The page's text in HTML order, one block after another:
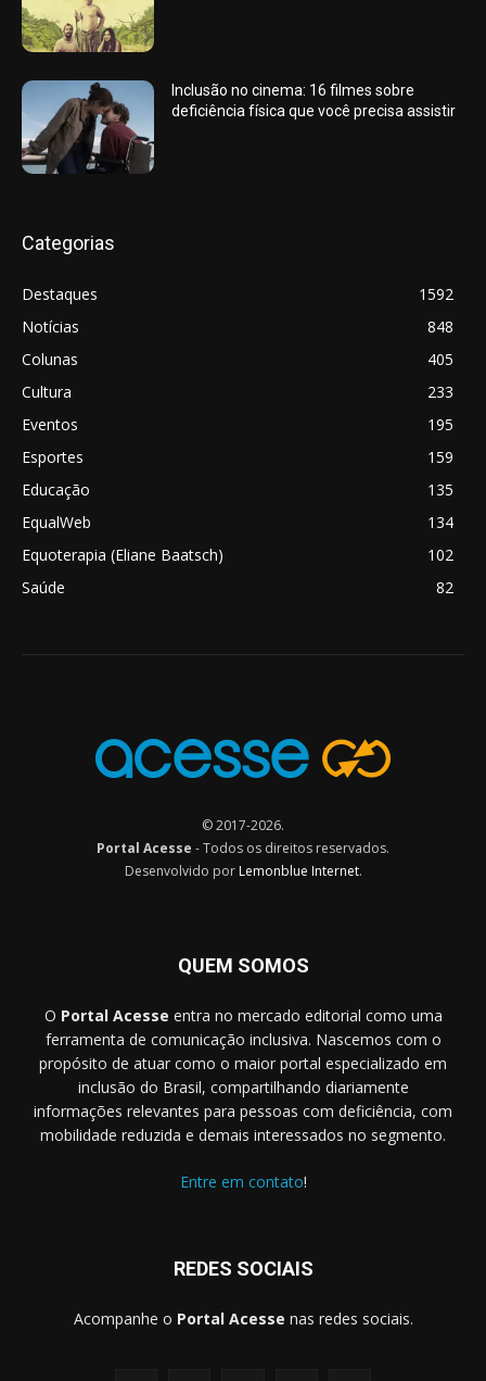
Inclusão no cinema: 16 filmes sobre
deficiência física que você precisa assistir
Categorias
Destaques
1592
Notícias
848
Colunas
405
Cultura
233
Eventos
195
Esportes
159
Educação
135
EqualWeb
134
Equoterapia (Eliane Baatsch)
102
Saúde
82
© 2017-2026.
Portal Acesse - Todos os direitos reservados.
Desenvolvido por Lemonblue Internet.
QUEM SOMOS
O Portal Acesse entra no mercado editorial como uma
ferramenta de comunicação inclusiva. Nascemos com o
propósito de atuar como o maior portal especializado em
inclusão do Brasil, compartilhando diariamente
informações relevantes para pessoas com deficiência, com
mobilidade reduzida e demais interessados no segmento.
Entre em contato!
REDES SOCIAIS
Acompanhe o Portal Acesse nas redes sociais.